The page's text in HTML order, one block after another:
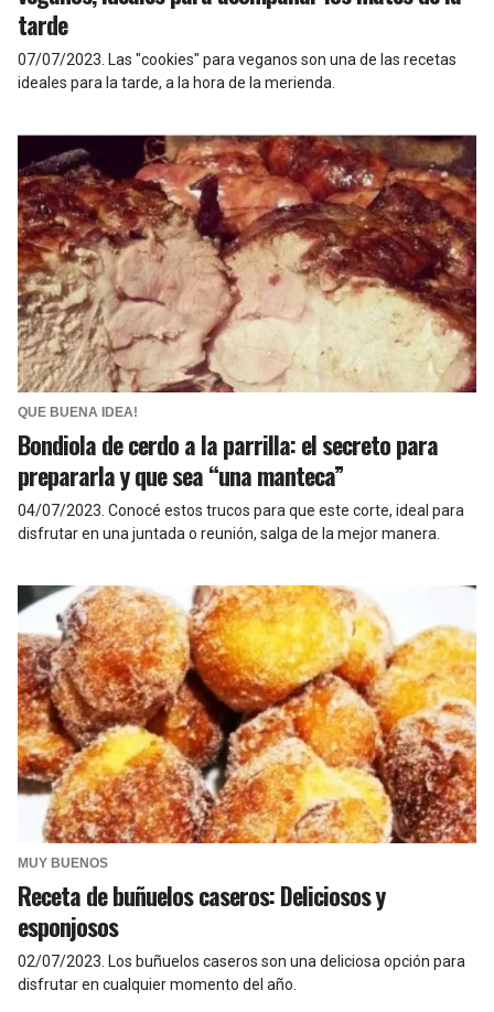
tarde
07/07/2023 Las "cookies" para veganos son una de las recetas
ideales para la tarde, a la hora de la merienda.
QUE BUENA IDEA!
Bondiola de cerdo a la parrilla: el secreto para
prepararla y que sea “una manteca”
04/07/2023 Conocé estos trucos para que este corte, ideal para
disfrutar en una juntada o reunión, salga de la mejor manera.
MUY BUENOS
Receta de buñuelos caseros: Deliciosos y
esponjosos
02/07/2023 Los buñuelos caseros son una deliciosa opción para
disfrutar en cualquier momento del año.